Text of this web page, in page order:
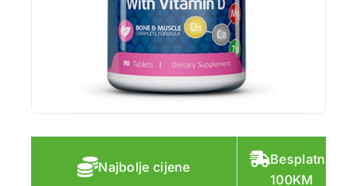
Najbolje cijene
Besplatna
100KM